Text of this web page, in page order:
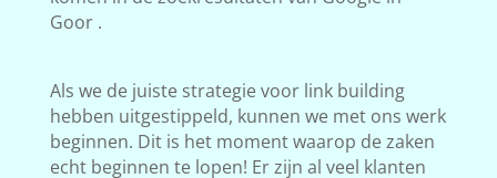
Goor .
Als we de juiste strategie voor link building
hebben uitgestippeld, kunnen we met ons werk
beginnen. Dit is het moment waarop de zaken
echt beginnen te lopen! Er zijn al veel klanten